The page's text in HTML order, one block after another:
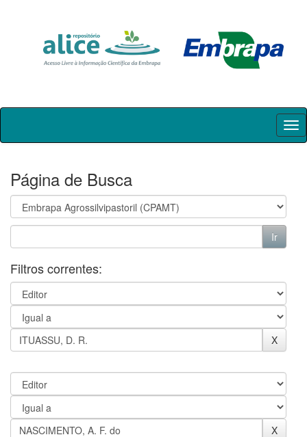
Skip
Página de Busca
Filtros correntes: